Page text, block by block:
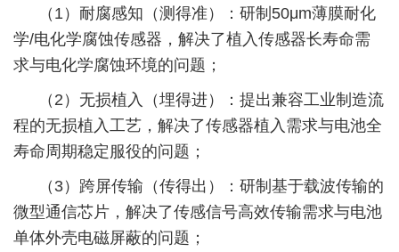
（1）耐腐感知（测得准）：研制50μm薄膜耐化
学/电化学腐蚀传感器，解决了植入传感器长寿命需
求与电化学腐蚀环境的问题；
（2）无损植入（埋得进）：提出兼容工业制造流
程的无损植入工艺，解决了传感器植入需求与电池全
寿命周期稳定服役的问题；
（3）跨屏传输（传得出）：研制基于载波传输的
微型通信芯片，解决了传感信号高效传输需求与电池
单体外壳电磁屏蔽的问题；